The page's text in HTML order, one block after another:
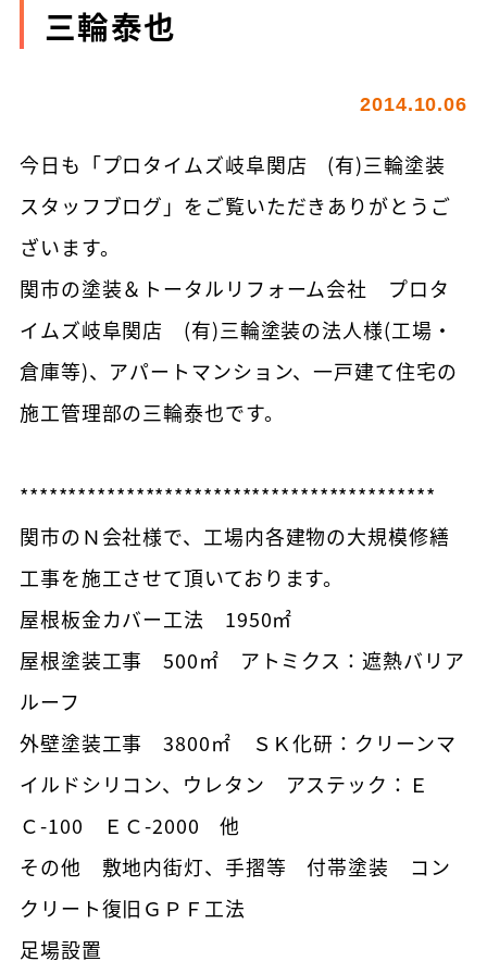
三輪泰也
2014.10.06
今日も「プロタイムズ岐阜関店 (有)三輪塗装
スタッフブログ」をご覧いただきありがとうご
ざいます。
関市の塗装＆トータルリフォーム会社 プロタ
イムズ岐阜関店 (有)三輪塗装の法人様(工場・
倉庫等)、アパートマンション、一戸建て住宅の
施工管理部の三輪泰也です。
*******************************************
関市のＮ会社様で、工場内各建物の大規模修繕
工事を施工させて頂いております。
屋根板金カバー工法 1950㎡
屋根塗装工事 500㎡ アトミクス：遮熱バリア
ルーフ
外壁塗装工事 3800㎡ ＳＫ化研：クリーンマ
イルドシリコン、ウレタン アステック：Ｅ
Ｃ-100 ＥＣ-2000 他
その他 敷地内街灯、手摺等 付帯塗装 コン
クリート復旧ＧＰＦ工法
足場設置